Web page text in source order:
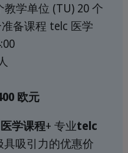
学单位 (TU) 20 个
备课程 telc 医学
欧元
学课程+ 专业telc
具吸引力的优惠价